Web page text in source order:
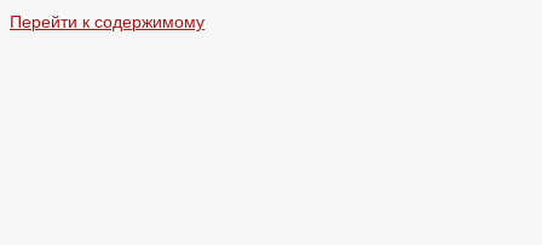
Перейти к содержимому